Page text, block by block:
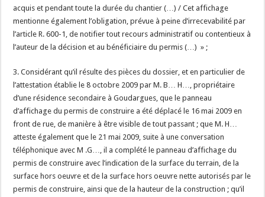
acquis et pendant toute la durée du chantier (…) / Cet affichage
mentionne également l’obligation, prévue à peine d’irrecevabilité par
l’article R. 600-1, de notifier tout recours administratif ou contentieux à
l’auteur de la décision et au bénéficiaire du permis (…) » ;
3. Considérant qu’il résulte des pièces du dossier, et en particulier de
l’attestation établie le 8 octobre 2009 par M. B… H…, propriétaire
d’une résidence secondaire à Goudargues, que le panneau
d’affichage du permis de construire a été déplacé le 16 mai 2009 en
front de rue, de manière à être visible de tout passant ; que M. H…
atteste également que le 21 mai 2009, suite à une conversation
téléphonique avec M .G…, il a complété le panneau d’affichage du
permis de construire avec l’indication de la surface du terrain, de la
surface hors oeuvre et de la surface hors oeuvre nette autorisés par le
permis de construire, ainsi que de la hauteur de la construction ; qu’il